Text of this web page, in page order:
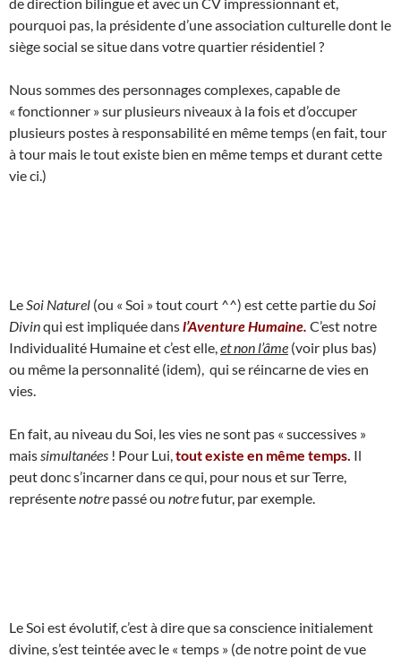
pourquoi pas, la présidente d’une association culturelle dont le
siège social se situe dans votre quartier résidentiel ?
Nous sommes des personnages complexes, capable de
« fonctionner » sur plusieurs niveaux à la fois et d’occuper
plusieurs postes à responsabilité en même temps (en fait, tour
à tour mais le tout existe bien en même temps et durant cette
vie ci.)
Le Soi Naturel (ou « Soi » tout court ^^) est cette partie du Soi
Divinqui est impliquée dansl’Aventure Humaine. C’est notre
Individualité Humaine et c’est elle, et non l’âme (voir plus bas)
ou même la personnalité (idem), qui se réincarne de vies en
vies.
En fait, au niveau du Soi, les vies ne sont pas « successives »
mais simultanées ! Pour Lui, tout existe en même temps. Il
peut donc s’incarner dans ce qui, pour nous et sur Terre,
représentenotre passé ou notrefutur, par exemple.
Le Soi est évolutif, c’est à dire que sa conscience initialement
divine, s’est teintée avec le « temps » (de notre point de vue